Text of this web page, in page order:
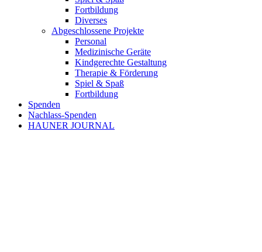
Fortbildung
Diverses
Abgeschlossene Projekte
Personal
Medizinische Geräte
Kindgerechte Gestaltung
Therapie & Förderung
Spiel & Spaß
Fortbildung
Spenden
Nachlass-Spenden
HAUNER JOURNAL